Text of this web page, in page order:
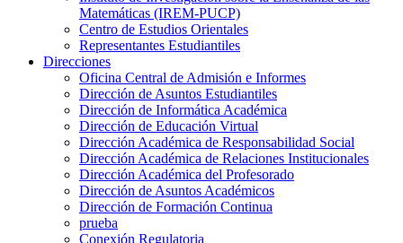
Matemáticas (IREM-PUCP)
Centro de Estudios Orientales
Representantes Estudiantiles
Direcciones
Oficina Central de Admisión e Informes
Dirección de Asuntos Estudiantiles
Dirección de Informática Académica
Dirección de Educación Virtual
Dirección Académica de Responsabilidad Social
Dirección Académica de Relaciones Institucionales
Dirección Académica del Profesorado
Dirección de Asuntos Académicos
Dirección de Formación Continua
prueba
Conexión Regulatoria